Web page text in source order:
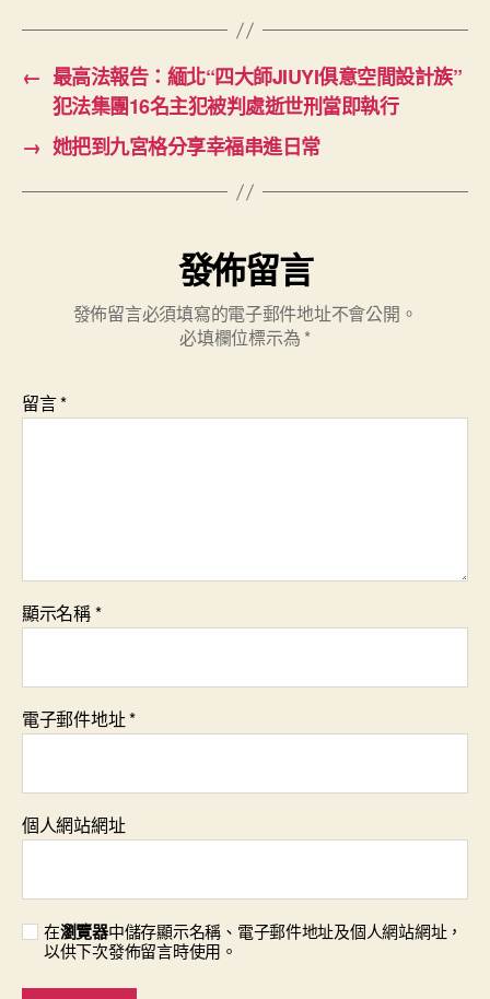
← 最高法報告：緬北“四大師JIUYI俱意空間設計族”
犯法集團16名主犯被判處逝世刑當即執行
→ 她把到九宮格分享幸福串進日常
發佈留言
發佈留言必須填寫的電子郵件地址不會公開。
必填欄位標示為 *
留言*
顯示名稱*
電子郵件地址*
個人網站網址
在瀏覽器中儲存顯示名稱、電子郵件地址及個人網站網址，
以供下次發佈留言時使用。